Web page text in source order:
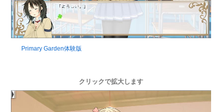
Primary Garden体験版
クリックで拡大します